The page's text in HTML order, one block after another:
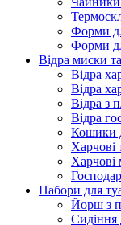
Форми
Форми
Відра миски
Відра
Відра
Відра з
Відра
Кошики
Харчові
Харчові
Набори для
Йорш з
Сидіння